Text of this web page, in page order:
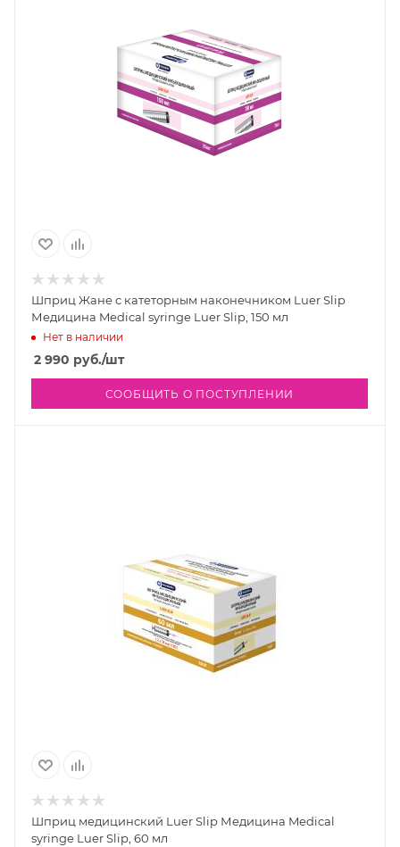
Шприц Жане с катеторным наконечником Luer Slip
Медицина Medical syringe Luer Slip, 150 мл
Нет в наличии
2 990 руб./шт
СООБЩИТЬ О ПОСТУПЛЕНИИ
Шприц медицинский Luer Slip Медицина Medical
syringe Luer Slip, 60 мл